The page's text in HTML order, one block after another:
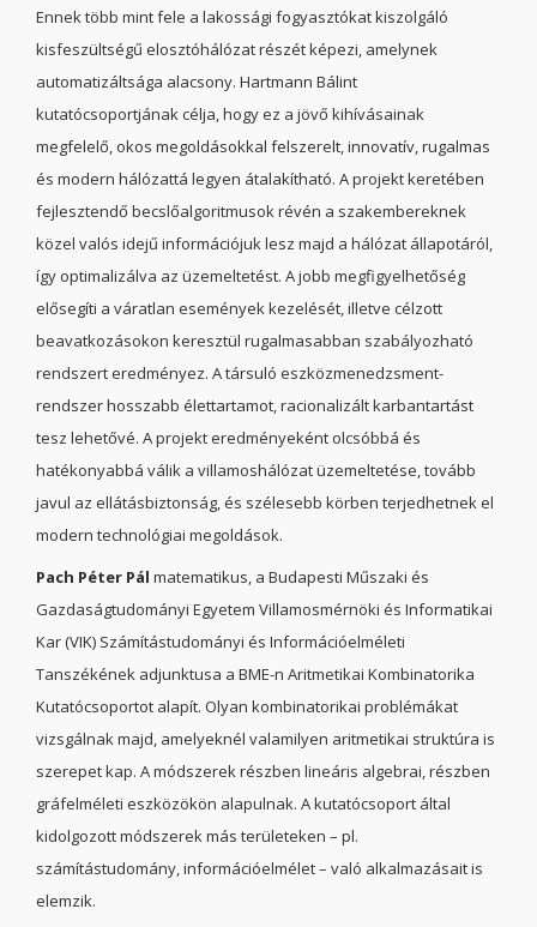
Ennek több mint fele a lakossági fogyasztókat kiszolgáló
kisfeszültségű elosztóhálózat részét képezi, amelynek
automatizáltsága alacsony. Hartmann Bálint
kutatócsoportjának célja, hogy ez a jövő kihívásainak
megfelelő, okos megoldásokkal felszerelt, innovatív, rugalmas
és modern hálózattá legyen átalakítható. A projekt keretében
fejlesztendő becslőalgoritmusok révén a szakembereknek
közel valós idejű információjuk lesz majd a hálózat állapotáról,
így optimalizálva az üzemeltetést. A jobb megfigyelhetőség
elősegíti a váratlan események kezelését, illetve célzott
beavatkozásokon keresztül rugalmasabban szabályozható
rendszert eredményez. A társuló eszközmenedzsment-
rendszer hosszabb élettartamot, racionalizált karbantartást
tesz lehetővé. A projekt eredményeként olcsóbbá és
hatékonyabbá válik a villamoshálózat üzemeltetése, tovább
javul az ellátásbiztonság, és szélesebb körben terjedhetnek el
modern technológiai megoldások.
Pach Péter Pál matematikus, a Budapesti Műszaki és
Gazdaságtudományi Egyetem Villamosmérnöki és Informatikai
Kar (VIK) Számítástudományi és Információelméleti
Tanszékének adjunktusa a BME-n Aritmetikai Kombinatorika
Kutatócsoportot alapít. Olyan kombinatorikai problémákat
vizsgálnak majd, amelyeknél valamilyen aritmetikai struktúra is
szerepet kap. A módszerek részben lineáris algebrai, részben
gráfelméleti eszközökön alapulnak. A kutatócsoport által
kidolgozott módszerek más területeken – pl.
számítástudomány, információelmélet – való alkalmazásait is
elemzik.